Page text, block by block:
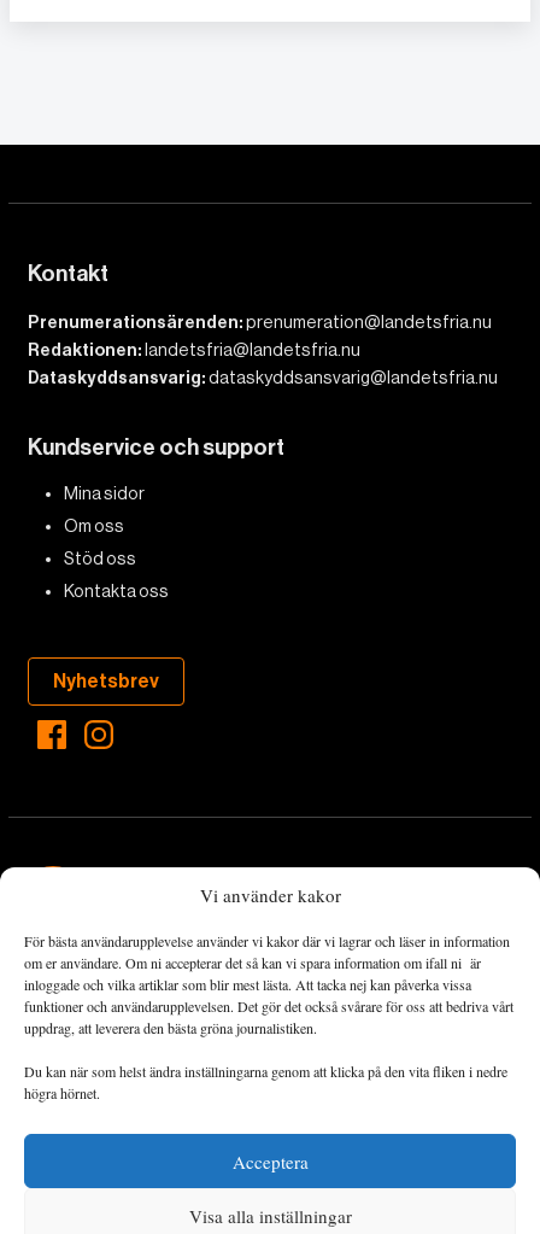
Vi använder kakor
För bästa användarupplevelse använder vi kakor där vi lagrar och läser in information
om er användare. Om ni accepterar det så kan vi spara information om ifall ni är
inloggade och vilka artiklar som blir mest lästa. Att tacka nej kan påverka vissa
funktioner och användarupplevelsen. Det gör det också svårare för oss att bedriva vårt
uppdrag, att leverera den bästa gröna journalistiken.
Du kan när som helst ändra inställningarna genom att klicka på den vita fliken i nedre
högra hörnet.
Acceptera
Visa alla inställningar
Kontakt
Prenumerationsärenden:prenumeration@landetsfria.nu
Redaktionen: landetsfria@landetsfria.nu
Dataskyddsansvarig:dataskyddsansvarig@landetsfria.nu
Kundservice och support
Mina sidor
Om oss
Stöd oss
Kontakta oss
Nyhetsbrev
Landets Fria Tidning är en nyhetstidning med bred bevakning av
det viktigaste som händer lokalt och globalt och med fokus på
omställningsrörelsen. En omställning till ett hållbart samhälle går
både via starka och lika rättigheter för alla människor, minskade
ekonomiska och sociala klyftor, samt utrymme för allt levande att
utvecklas och frodas.